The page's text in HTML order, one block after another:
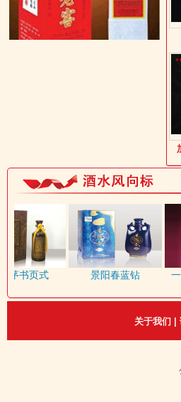
书页式 景阳春蓝钻 一
关于我们